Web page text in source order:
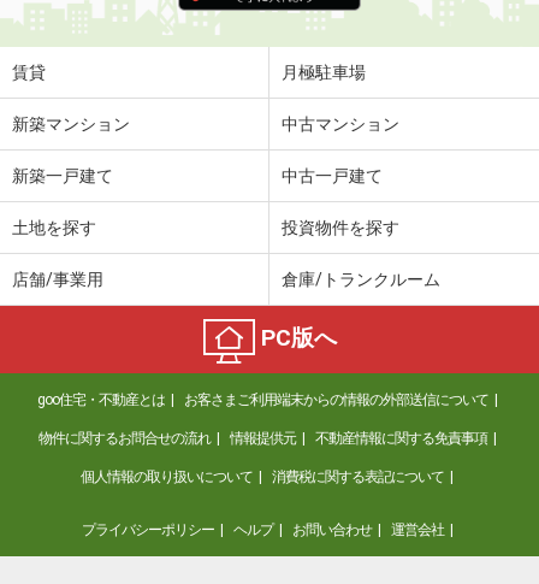
賃貸 月極駐車場
新築マンション 中古マンション
新築一戸建て 中古一戸建て
土地を探す 投資物件を探す
店舗/事業用 倉庫/トランクルーム
PC版へ
goo住宅・不動産とは お客さまご利用端末からの情報の外部送信について
物件に関するお問合せの流れ 情報提供元 不動産情報に関する免責事項
個人情報の取り扱いについて 消費税に関する表記について
プライバシーポリシー ヘルプ お問い合わせ 運営会社